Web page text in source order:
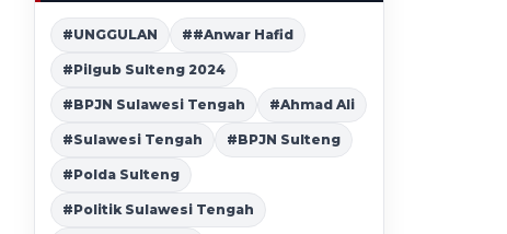
#UNGGULAN ##Anwar Hafid
#Pilgub Sulteng 2024
#BPJN Sulawesi Tengah #Ahmad Ali
#Sulawesi Tengah #BPJN Sulteng
#Polda Sulteng
#Politik Sulawesi Tengah